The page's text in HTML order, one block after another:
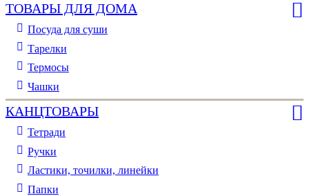
ТОВАРЫ ДЛЯ ДОМА
Посуда для суши
Тарелки
Термосы
Чашки
КАНЦТОВАРЫ
Тетради
Ручки
Ластики, точилки, линейки
Папки